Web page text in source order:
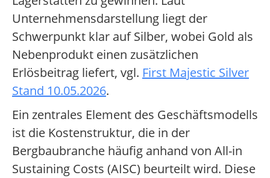
Unternehmensdarstellung liegt der
Schwerpunkt klar auf Silber, wobei Gold als
Nebenprodukt einen zusätzlichen
Erlösbeitrag liefert, vgl. First Majestic Silver
Stand 10.05.2026.
Ein zentrales Element des Geschäftsmodells
ist die Kostenstruktur, die in der
Bergbaubranche häufig anhand von All-in
Sustaining Costs (AISC) beurteilt wird. Diese